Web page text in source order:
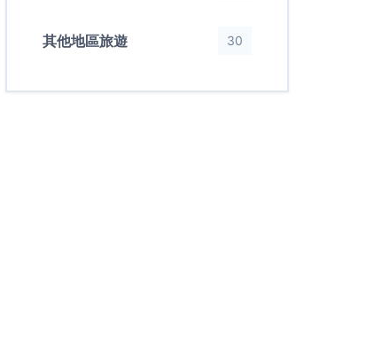
其他地區旅遊 30